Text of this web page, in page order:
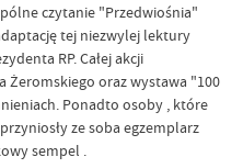
czytanie "Przedwiośnia"
tej niezwylej lektury
RP. Całej akcji
Żeromskiego oraz wystawa "100
Ponadto osoby , które
ze soba egzemplarz
sempel .